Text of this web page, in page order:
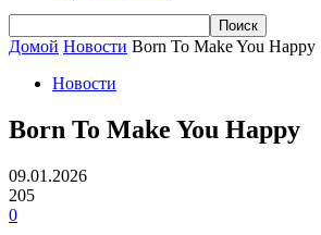
Домой Новости Born To Make You Happy
Новости
Born To Make You Happy
09.01.2026
205
0